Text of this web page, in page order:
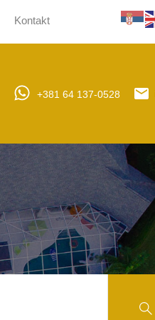
Upravljanje nekretninama
Kontakt
+381 64 137-0528